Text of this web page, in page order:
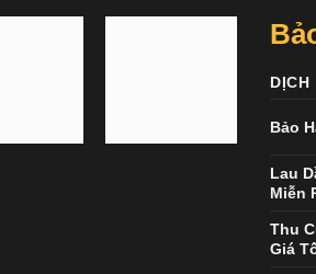
DỊCH
Bảo
Lau
Miễn
Thu
Giá